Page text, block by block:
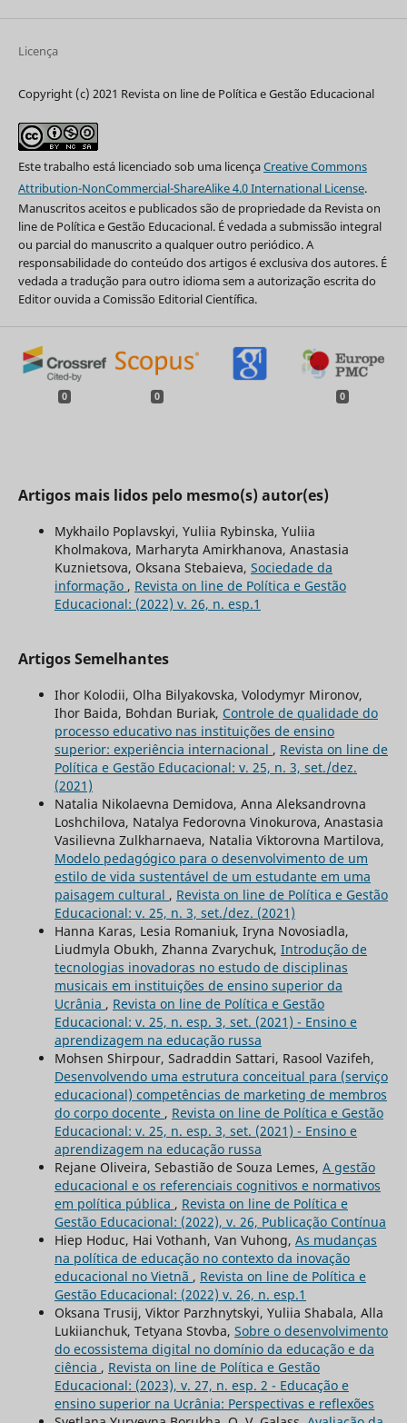
Licença
Copyright (c) 2021 Revista on line de Política e Gestão Educacional
Este trabalho está licenciado sob uma licençaCreative Commons
Attribution-NonCommercial-ShareAlike 4.0 International License.
Manuscritos aceitos e publicados são de propriedade da Revista on
line de Política e Gestão Educacional. É vedada a submissão integral
ou parcial do manuscrito a qualquer outro periódico. A
responsabilidade do conteúdo dos artigos é exclusiva dos autores. É
vedada a tradução para outro idioma sem a autorização escrita do
Editor ouvida a Comissão Editorial Científica.
0 0 0
Artigos mais lidos pelo mesmo(s) autor(es)
Mykhailo Poplavskyi, Yuliia Rybinska, Yuliia
Kholmakova, Marharyta Amirkhanova, Anastasia
Kuznietsova, Oksana Stebaieva, Sociedade da
informação , Revista on line de Política e Gestão
Educacional: (2022) v. 26, n. esp.1
Artigos Semelhantes
Ihor Kolodii, Olha Bilyakovska, Volodymyr Mironov,
Ihor Baida, Bohdan Buriak, Controle de qualidade do
processo educativo nas instituições de ensino
superior: experiência internacional , Revista on line de
Política e Gestão Educacional: v. 25, n. 3, set./dez.
(2021)
Natalia Nikolaevna Demidova, Anna Aleksandrovna
Loshchilova, Natalya Fedorovna Vinokurova, Anastasia
Vasilievna Zulkharnaeva, Natalia Viktorovna Martilova,
Modelo pedagógico para o desenvolvimento de um
estilo de vida sustentável de um estudante em uma
paisagem cultural , Revista on line de Política e Gestão
Educacional: v. 25, n. 3, set./dez. (2021)
Hanna Karas, Lesia Romaniuk, Iryna Novosiadla,
Liudmyla Obukh, Zhanna Zvarychuk, Introdução de
tecnologias inovadoras no estudo de disciplinas
musicais em instituições de ensino superior da
Ucrânia , Revista on line de Política e Gestão
Educacional: v. 25, n. esp. 3, set. (2021) - Ensino e
aprendizagem na educação russa
Mohsen Shirpour, Sadraddin Sattari, Rasool Vazifeh,
Desenvolvendo uma estrutura conceitual para (serviço
educacional) competências de marketing de membros
do corpo docente , Revista on line de Política e Gestão
Educacional: v. 25, n. esp. 3, set. (2021) - Ensino e
aprendizagem na educação russa
Rejane Oliveira, Sebastião de Souza Lemes, A gestão
educacional e os referenciais cognitivos e normativos
em política pública , Revista on line de Política e
Gestão Educacional: (2022), v. 26, Publicação Contínua
Hiep Hoduc, Hai Vothanh, Van Vuhong, As mudanças
na política de educação no contexto da inovação
educacional no Vietnã , Revista on line de Política e
Gestão Educacional: (2022) v. 26, n. esp.1
Оksana Trusij, Viktor Parzhnytskyi, Yuliia Shabala, Alla
Lukіianchuk, Tetyana Stovba, Sobre o desenvolvimento
do ecossistema digital no domínio da educação e da
ciência , Revista on line de Política e Gestão
Educacional: (2023), v. 27, n. esp. 2 - Educação e
ensino superior na Ucrânia: Perspectivas e reflexões